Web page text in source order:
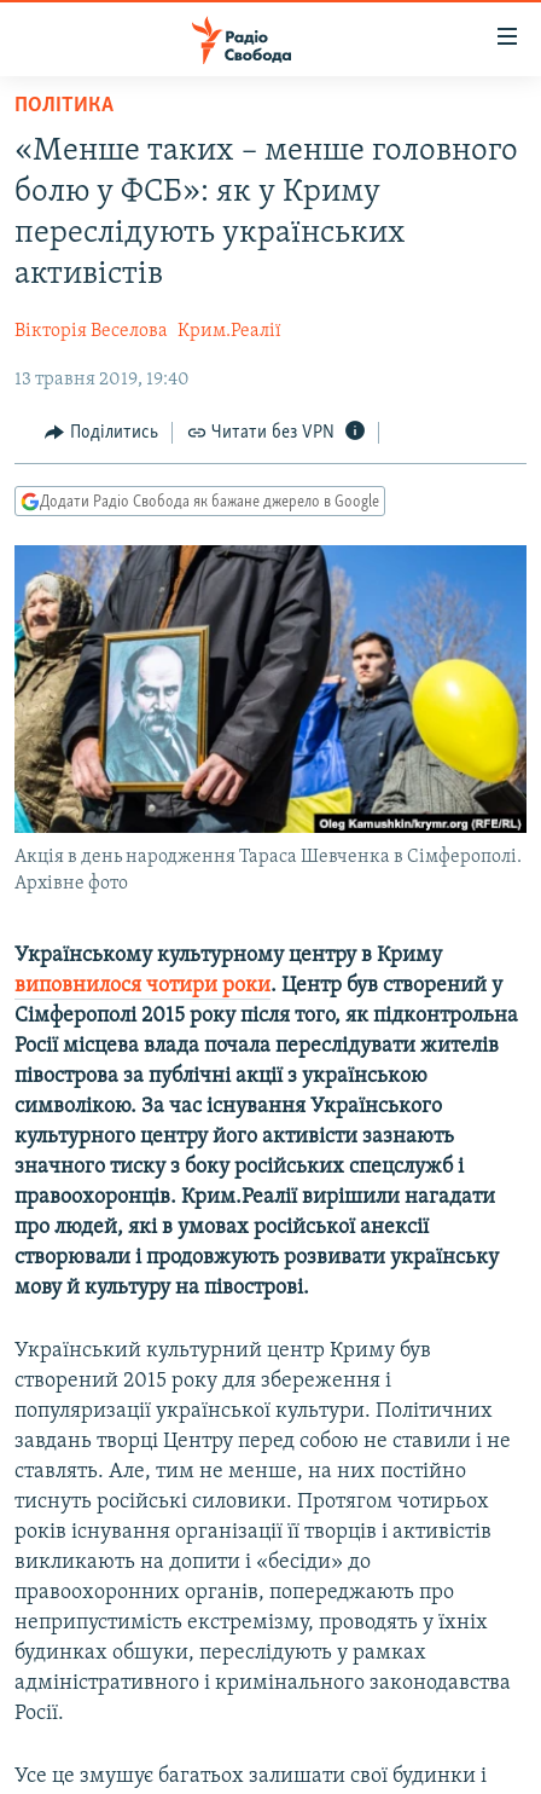
Перейти
основного
матеріалу
до
основної
Перейти
до
ВСЕ ЗА ДОБУ
ПОЛІТИКА
СУСПІЛЬСТВО
КУЛЬТУРА
СПОРТ
СВІТ
ДОНБАС.РЕАЛІЇ
КРИМ.РЕАЛІЇ
ТИ ЯК?
КИТАЙ.ВИКЛИКИ
МУЛЬТИМЕДІА
ФОТО
СПЕЦПРОЄКТИ
ПОДКАСТИ
КРИМ РЕАЛІЇ
РУС
УКР
КТАТ
ДОЛУЧАЙСЯ!
Усі сайти RFE/RL
ПОЛІТИКА
«Менше таких – менше головного
болю у ФСБ»: як у Криму
переслідують українських
активістів
Вікторія Веселова Крим.Реалії
13 травня 2019, 19:40
Поділитись Читати без VPN
Додати Радіо Свобода як бажане джерело в Google
Акція в день народження Тараса Шевченка в Сімферополі.
Архівне фото
Українському культурному центру в Криму
виповнилося чотири роки. Центр був створений у
Сімферополі 2015 року після того, як підконтрольна
Росії місцева влада почала переслідувати жителів
півострова за публічні акції з українською
символікою. За час існування Українського
культурного центру його активісти зазнають
значного тиску з боку російських спецслужб і
правоохоронців. Крим.Реалії вирішили нагадати
про людей, які в умовах російської анексії
створювали і продовжують розвивати українську
мову й культуру на півострові.
Український культурний центр Криму був
створений 2015 року для збереження і
популяризації української культури. Політичних
завдань творці Центру перед собою не ставили і не
ставлять. Але, тим не менше, на них постійно
тиснуть російські силовики. Протягом чотирьох
років існування організації її творців і активістів
викликають на допити і «бесіди» до
правоохоронних органів, попереджають про
неприпустимість екстремізму, проводять у їхніх
будинках обшуки, переслідують у рамках
адміністративного і кримінального законодавства
Росії.
Усе це змушує багатьох залишати свої будинки і